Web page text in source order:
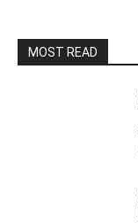
MOST READ